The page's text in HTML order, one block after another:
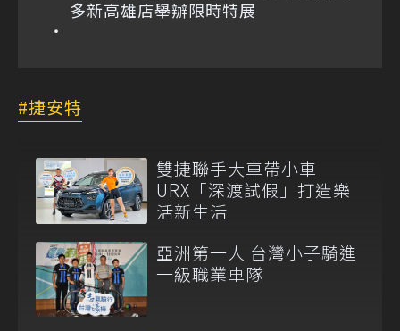
多新高雄店舉辦限時特展
捷安特
雙捷聯手大車帶小車
URX「深渡試假」打造樂
活新生活
亞洲第一人 台灣小子騎進
一級職業車隊